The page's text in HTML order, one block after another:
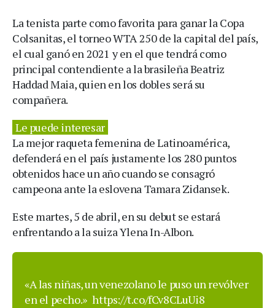
La tenista parte como favorita para ganar la Copa
Colsanitas, el torneo WTA 250 de la capital del país,
el cual ganó en 2021 y en el que tendrá como
principal contendiente a la brasileña Beatriz
Haddad Maia, quien en los dobles será su
compañera.
Le puede interesar
La mejor raqueta femenina de Latinoamérica,
defenderá en el país justamente los 280 puntos
obtenidos hace un año cuando se consagró
campeona ante la eslovena Tamara Zidansek.
Este martes, 5 de abril, en su debut se estará
enfrentando a la suiza Ylena In-Albon.
«A las niñas, un venezolano le puso un revólver
en el pecho.» https://t.co/fCv8CLuUi8